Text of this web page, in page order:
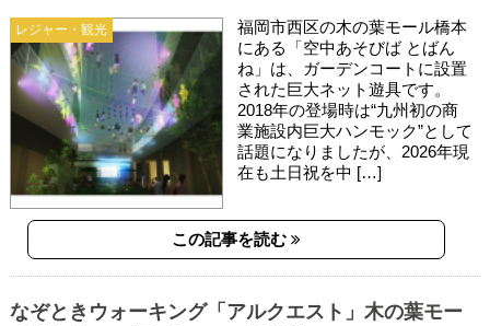
レジャー・観光
福岡市西区の木の葉モール橋本
にある「空中あそびば とばん
ね」は、ガーデンコートに設置
された巨大ネット遊具です。
2018年の登場時は“九州初の商
業施設内巨大ハンモック”として
話題になりましたが、2026年現
在も土日祝を中 […]
この記事を読む
なぞときウォーキング「アルクエスト」木の葉モー